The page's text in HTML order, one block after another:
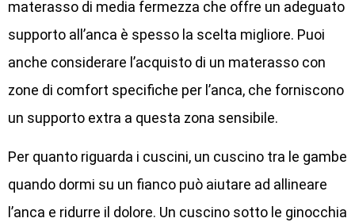
materasso di media fermezza che offre un adeguato
supporto all’anca è spesso la scelta migliore. Puoi
anche considerare l’acquisto di un materasso con
zone di comfort specifiche per l’anca, che forniscono
un supporto extra a questa zona sensibile.
Per quanto riguarda i cuscini, un cuscino tra le gambe
quando dormi su un fianco può aiutare ad allineare
l’anca e ridurre il dolore. Un cuscino sotto le ginocchia